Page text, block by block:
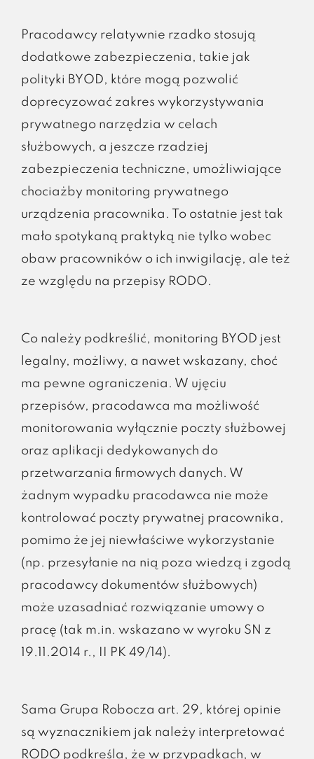
Pracodawcy relatywnie rzadko stosują
dodatkowe zabezpieczenia, takie jak
polityki BYOD, które mogą pozwolić
doprecyzować zakres wykorzystywania
prywatnego narzędzia w celach
służbowych, a jeszcze rzadziej
zabezpieczenia techniczne, umożliwiające
chociażby monitoring prywatnego
urządzenia pracownika. To ostatnie jest tak
mało spotykaną praktyką nie tylko wobec
obaw pracowników o ich inwigilację, ale też
ze względu na przepisy RODO.
Co należy podkreślić, monitoring BYOD jest
legalny, możliwy, a nawet wskazany, choć
ma pewne ograniczenia. W ujęciu
przepisów, pracodawca ma możliwość
monitorowania wyłącznie poczty służbowej
oraz aplikacji dedykowanych do
przetwarzania firmowych danych. W
żadnym wypadku pracodawca nie może
kontrolować poczty prywatnej pracownika,
pomimo że jej niewłaściwe wykorzystanie
(np. przesyłanie na nią poza wiedzą i zgodą
pracodawcy dokumentów służbowych)
może uzasadniać rozwiązanie umowy o
pracę (tak m.in. wskazano w wyroku SN z
19.11.2014 r., II PK 49/14).
Sama Grupa Robocza art. 29, której opinie
są wyznacznikiem jak należy interpretować
RODO podkreśla, że w przypadkach, w